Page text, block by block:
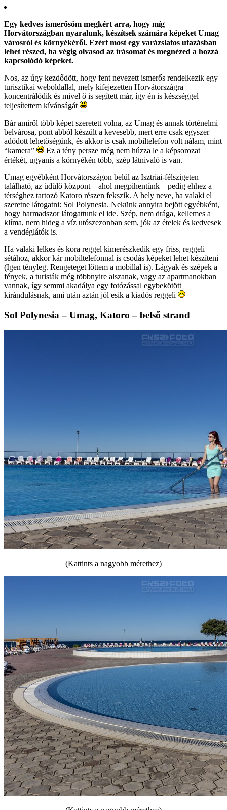
Egy kedves ismerősöm megkért arra, hogy míg
Horvátországban nyaralunk, készítsek számára képeket Umag
városról és környékéről. Ezért most egy varázslatos utazásban
lehet részed, ha végig olvasod az írásomat és megnézed a hozzá
kapcsolódó képeket.
Nos, az úgy kezdődött, hogy fent nevezett ismerős rendelkezik egy
turisztikai weboldallal, mely kifejezetten Horvátországra
koncentrálódik és mivel ő is segített már, így én is készséggel
teljesítettem kívánságát
Bár amiről több képet szeretett volna, az Umag és annak történelmi
belvárosa, pont abból készült a kevesebb, mert erre csak egyszer
adódott lehetőségünk, és akkor is csak mobiltelefon volt nálam, mint
“kamera”
Ez a tény persze még nem húzza le a képsorozat
értékét, ugyanis a környékén több, szép látnivaló is van.
Umag egyébként Horvátországon belül az Isztriai-félszigeten
található, az üdülő központ – ahol megpihentünk – pedig ehhez a
térséghez tartozó Katoro részen fekszik. A hely neve, ha valaki el
szeretne látogatni: Sol Polynesia. Nekünk annyira bejött egyébként,
hogy harmadszor látogattunk el ide. Szép, nem drága, kellemes a
klíma, nem hideg a víz utószezonban sem, jók az ételek és kedvesek
a vendéglátók is.
Ha valaki lelkes és kora reggel kimerészkedik egy friss, reggeli
sétához, akkor kár mobiltelefonnal is csodás képeket lehet készíteni
(Igen tényleg. Rengeteget lőttem a mobillal is). Lágyak és szépek a
fények, a turisták még többnyire alszanak, vagy az apartmanokban
vannak, így semmi akadálya egy fotózással egybekötött
kirándulásnak, ami után aztán jól esik a kiadós reggeli
Sol Polynesia – Umag, Katoro – belső strand
(Kattints a nagyobb mérethez)